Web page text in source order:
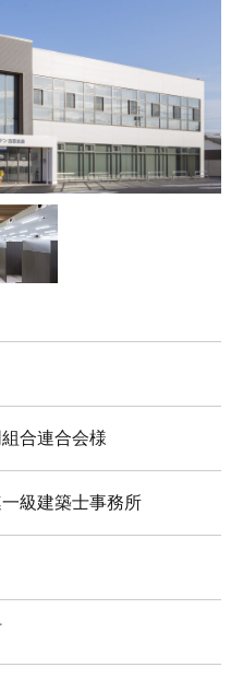
合連合会様
級建築士事務所